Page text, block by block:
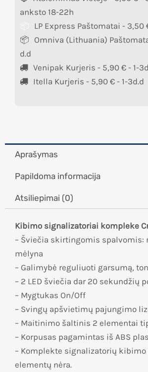
anksto 18-22h
LP Express Paštomatai - 3,50
Omniva (Lithuania)
d.d
Venipak Kurjeris - 5,90 € - 1-
Itella Kurjeris - 5,90 € - 1-3d.d
Aprašymas
Papildoma informacija
Atsiliepimai (0)
Kibimo signalizatoriai kompleke
– Šviečia skirtingomis spalvomis:
mėlyna
– Galimybė reguliuoti garsumą,
– 2 LED šviečia dar 20 sekundžių
– Mygtukas On/Off
– Svingų apšvietimų pajungimo
– Maitinimo šaltinis 2 elementai
– Korpusas pagamintas iš ABS
– Komplekte signalizatorių
elementų nėra.